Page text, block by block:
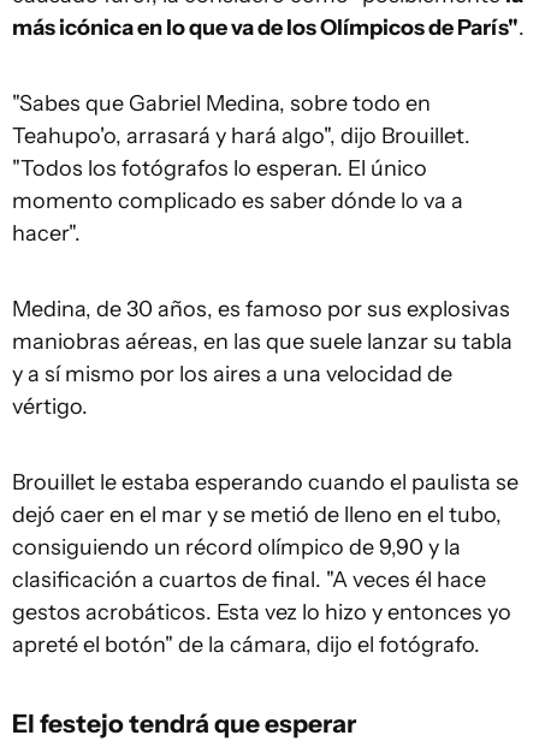
más icónica en lo que va de los Olímpicos de París".
"Sabes que Gabriel Medina, sobre todo en
Teahupo'o, arrasará y hará algo", dijo Brouillet.
"Todos los fotógrafos lo esperan. El único
momento complicado es saber dónde lo va a
hacer".
Medina, de 30 años, es famoso por sus explosivas
maniobras aéreas, en las que suele lanzar su tabla
y a sí mismo por los aires a una velocidad de
vértigo.
Brouillet le estaba esperando cuando el paulista se
dejó caer en el mar y se metió de lleno en el tubo,
consiguiendo un récord olímpico de 9,90 y la
clasificación a cuartos de final. "A veces él hace
gestos acrobáticos. Esta vez lo hizo y entonces yo
apreté el botón" de la cámara, dijo el fotógrafo.
El festejo tendrá que esperar